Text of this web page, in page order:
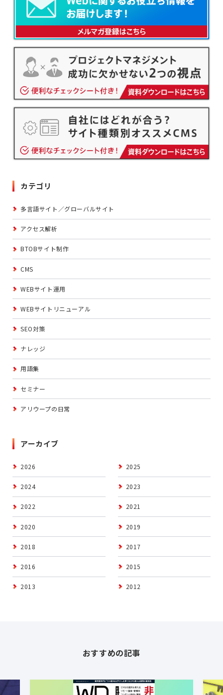
カテゴリ
多言語サイト／グローバルサイト
アクセス解析
BTOBサイト制作
CMS
WEBサイト運用
WEBサイトリニューアル
SEO対策
ナレッジ
用語集
セミナー
アリウープの日常
アーカイブ
2026 2025
2024 2023
2022 2021
2020 2019
2018 2017
2016 2015
2013 2012
おすすめの記事